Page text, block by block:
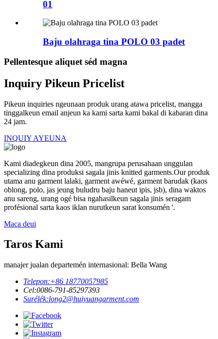
01
Baju olahraga tina POLO 03 padet
Pellentesque aliquet séd magna
Inquiry Pikeun Pricelist
Pikeun inquiries ngeunaan produk urang atawa pricelist, mangga
tinggalkeun email anjeun ka kami sarta kami bakal di kabaran dina
24 jam.
INQUIY AYEUNA
Kami diadegkeun dina 2005, mangrupa perusahaan unggulan
specializing dina produksi sagala jinis knitted garments.Our produk
utama anu garment lalaki, garment awéwé, garment barudak (kaos
oblong, polo, jas jeung buludru baju haneut ipis, jsb), dina waktos
anu sareng, urang ogé bisa ngahasilkeun sagala jinis seragam
profésional sarta kaos iklan nurutkeun sarat konsumén '.
Maca deui
Taros Kami
manajer jualan departemén internasional: Bella Wang
Telepon:+86 18770057985
Cel:0086-791-85297393
Surélék:long2@huiyuangarment.com